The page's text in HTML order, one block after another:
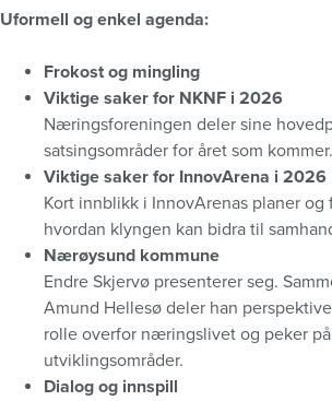
Uformell og enkel agenda:
Frokost og mingling
Viktige saker for NKNF i 2026
Næringsforeningen deler sine
satsingsområder for året som kommer.
Viktige saker for InnovArena i 2026
Kort innblikk i InnovArenas planer og
hvordan klyngen kan bidra til
Nærøysund kommune
Endre Skjervø presenterer seg.
Amund Hellesø deler han
rolle overfor næringslivet og peker
utviklingsområder.
Dialog og innspill